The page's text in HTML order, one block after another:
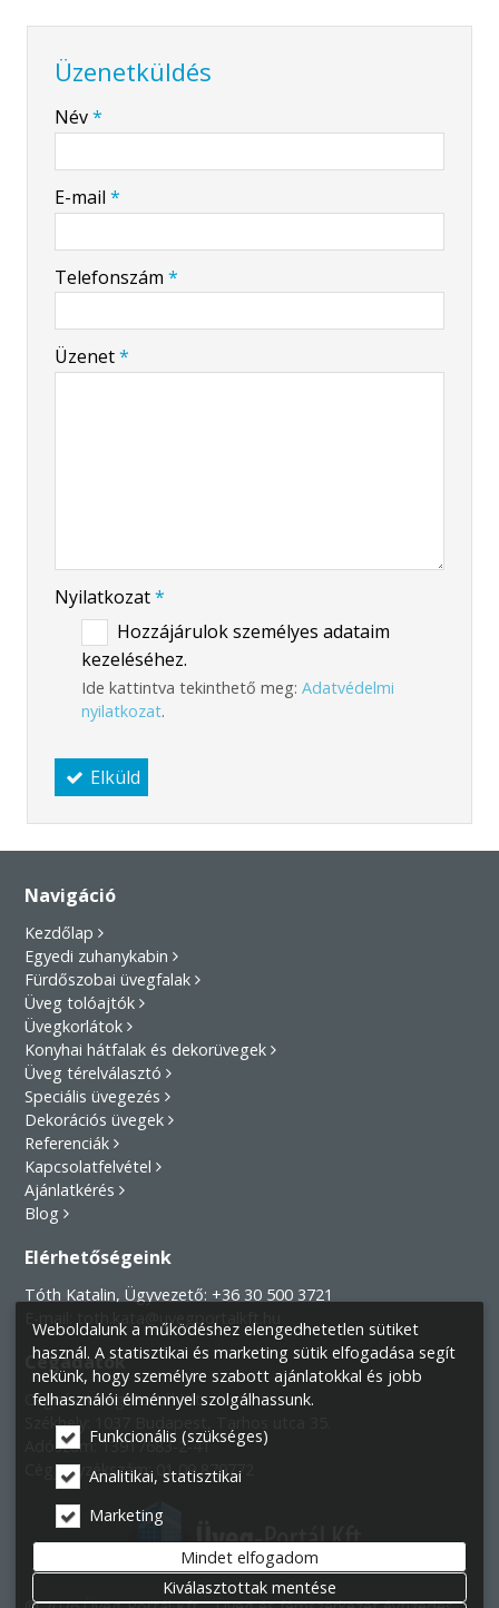
Üzenetküldés
-
-
Név*
E-mail *
Telefonszám *
Üzenet*
Nyilatkozat*
Hozzájárulok személyes adataim
kezeléséhez.
Ide kattintva tekinthető meg: Adatvédelmi
nyilatkozat.
Elküld
Navigáció
Kezdőlap
Egyedi zuhanykabin
Fürdőszobai üvegfalak
Üveg tolóajtók
Üvegkorlátok
Konyhai hátfalak és dekorüvegek
Üveg térelválasztó
Speciális üvegezés
Dekorációs üvegek
Referenciák
Kapcsolatfelvétel
Ajánlatkérés
Blog
Elérhetőségeink
Tóth Katalin, Ügyvezető: +36 30 500 3721
E-mail:toth.kata@uvegportalkft.hu
Cégadatok
Cégnév:Üveg-Portál Kft.
Székhely:
Adószám: 13917683-2-41
Cégjegyzékszám: 01 09 879772
Weboldalunk a működéshez elengedhetetlen sütiket
használ. A statisztikai és marketing sütik elfogadása segít
nekünk, hogy személyre szabott ajánlatokkal és jobb
felhasználói élménnyel szolgálhassunk.
Funkcionális (szükséges)
Analitikai, statisztikai
Marketing
Mindet elfogadom
Kiválasztottak mentése